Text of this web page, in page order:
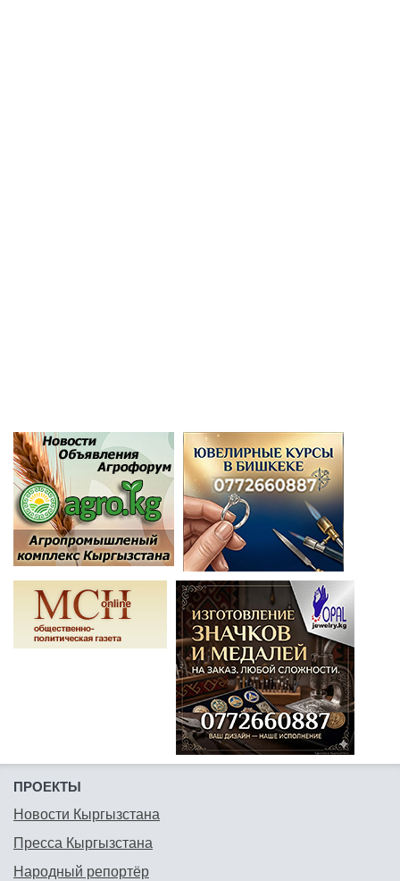
ПРОЕКТЫ
Новости Кыргызстана
Пресса Кыргызстана
Народный репортёр